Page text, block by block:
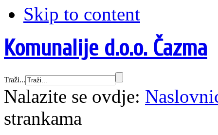
Skip to content
Komunalije d.o.o. Čazma
Traži...
Nalazite se ovdje:
strankama